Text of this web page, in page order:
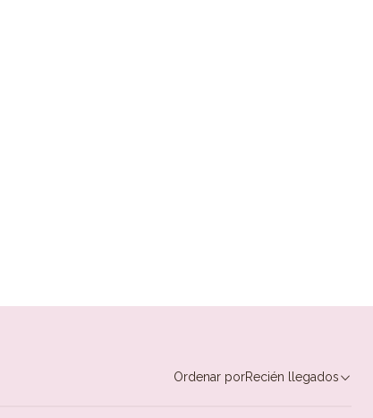
Ordenar porRecién llegados